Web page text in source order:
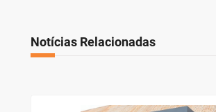
Notícias Relacionadas